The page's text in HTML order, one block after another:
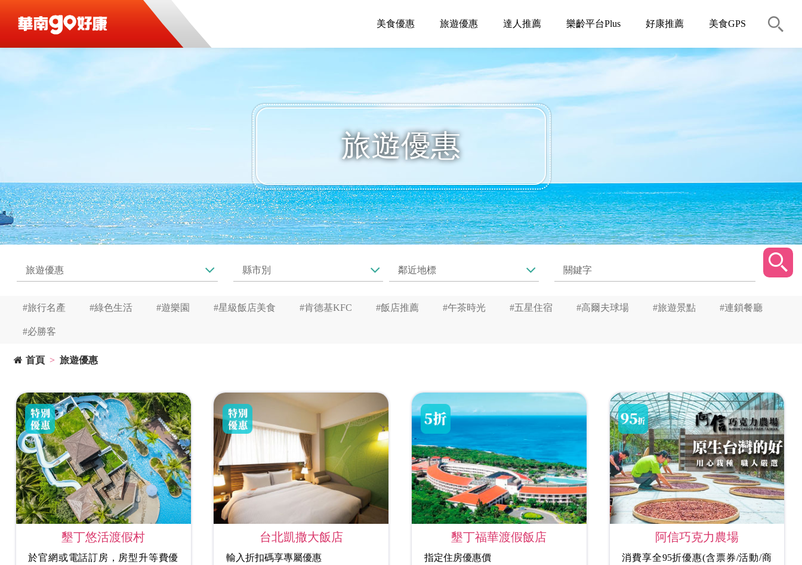
美食優惠 旅遊優惠 達人推薦 樂齡平台Plus 好康推薦 美食GPS
旅遊優惠
#旅行名產 #綠色生活 #遊樂園 #星級飯店美食 #肯德基KFC #飯店推薦 #午茶時光 #五星住宿 #高爾夫球場 #旅遊景點 #連鎖餐廳
#必勝客
首頁 旅遊優惠
墾丁悠活渡假村
於官網或電話訂房，房型升等費優
台北凱撒大飯店
輸入折扣碼享專屬優惠
墾丁福華渡假飯店
指定住房優惠價
阿信巧克力農場
消費享全95折優惠(含票券/活動/商